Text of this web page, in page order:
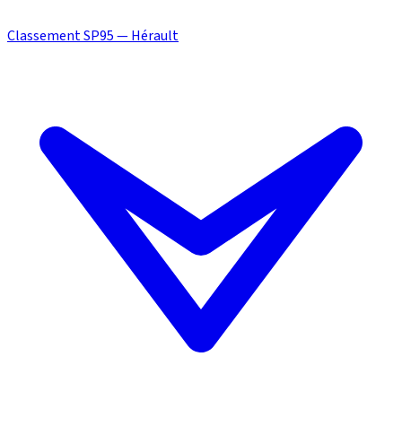
Classement SP95 — Hérault